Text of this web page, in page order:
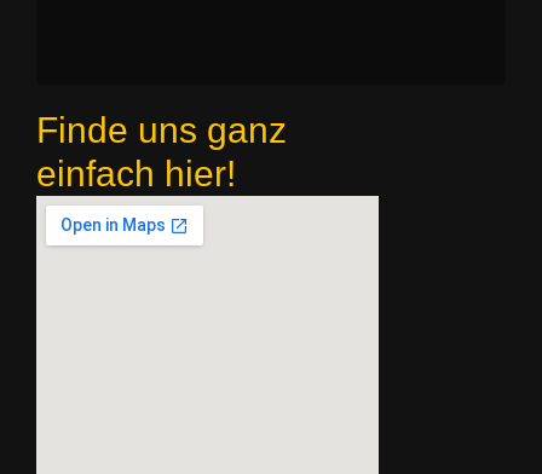
Finde uns ganz
einfach hier!